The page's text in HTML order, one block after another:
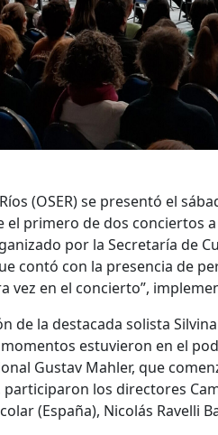
(OSER) se presentó el
el primero de dos conciertos
por la Secretaría de
contó con la presencia de
vez en el concierto”,
de la destacada solista
estuvieron en el
Gustav Mahler, que
participaron los directores
(España), Nicolás Ravelli